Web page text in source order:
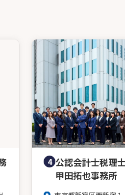
4 公認会計士税理
甲田拓也事務所